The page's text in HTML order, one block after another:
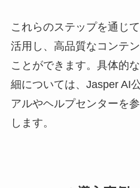
これらのステップを通じ
活用し、高品質なコンテ
ことができます。具体的
細については、Jasper AI
アルやヘルプセンターを
します。